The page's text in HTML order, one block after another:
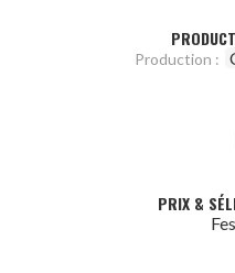
Production :
PRIX &